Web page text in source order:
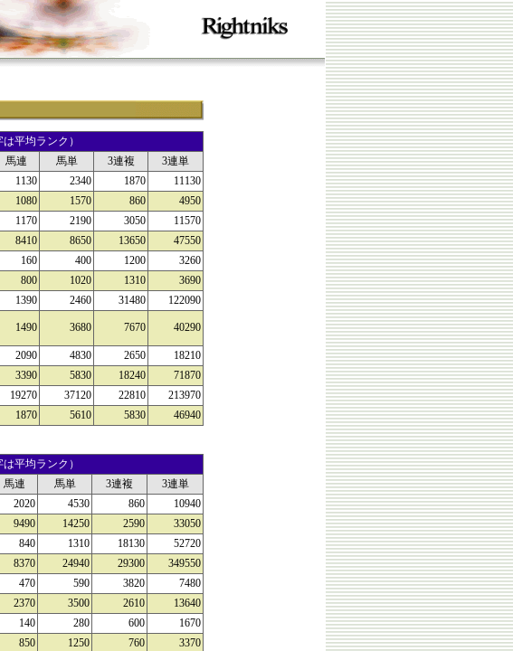
平均ランク）
馬連 馬単 3連複
3連単
1130 2340 1870
11130
1080 1570 860
4950
1170 2190 3050
11570
8410 8650 13650
47550
160 400 1200
3260
800 1020 1310
3690
1390 2460 31480 122090
1490 3680 7670 40290
2090 4830 2650
18210
3390 5830 18240
71870
19270 37120 22810
213970
1870 5610 5830 46940
平均ランク）
馬連 馬単 3連複
3連単
2020 4530 860
10940
9490 14250 2590
33050
840 1310 18130
52720
8370 24940 29300
349550
470 590 3820
7480
2370 3500 2610
13640
140 280 600
1670
850 1250 760
3370